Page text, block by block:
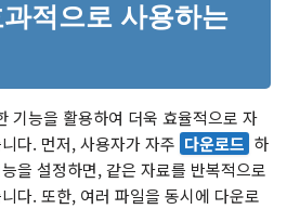
적으로 사용하는
기능을 활용하여 더욱 효율적으로 자
다. 먼저, 사용자가 자주 다운로드 하
을 설정하면, 같은 자료를 반복적으로
다. 또한, 여러 파일을 동시에 다운로